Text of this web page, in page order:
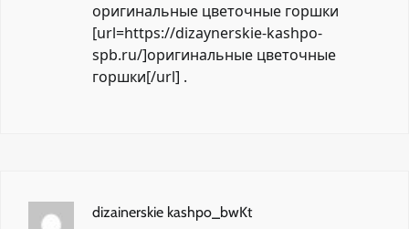
оригинальные цветочные горшки
[url=https://dizaynerskie-kashpo-
spb.ru/]оригинальные цветочные
горшки[/url] .
dizainerskie kashpo_bwKt